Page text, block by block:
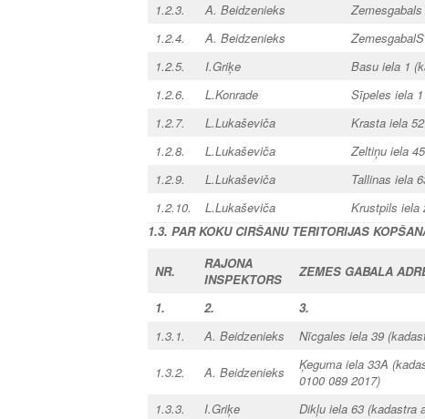
1.2.3.
A. Beidzenieks
1.2.4.
A. Beidzenieks
1.2.5.
I.Griķe
Basu iela 1
1.2.6.
L.Konrade Sīpeles iela
1.2.7.
L.Lukaševiča
Krasta iela
1.2.8.
L.Lukaševiča
Zeltiņu iela
1.2.9.
L.Lukaševiča
Tallinas iela
1.2.10.
L.Lukaševiča
Krustpils iela
1.3. PAR KOKU CIRŠANU TERITORIJAS
NR.
RAJONA
INSPEKTORS
ZEMES GABALA
1. 2.
3.
1.3.1.
A. Beidzenieks Nīcgales iela 39
1.3.2. A. Beidzenieks
Ķeguma iela 33A
0100 089 2017)
1.3.3.
I.Griķe
Dikļu iela 63 (kadastra